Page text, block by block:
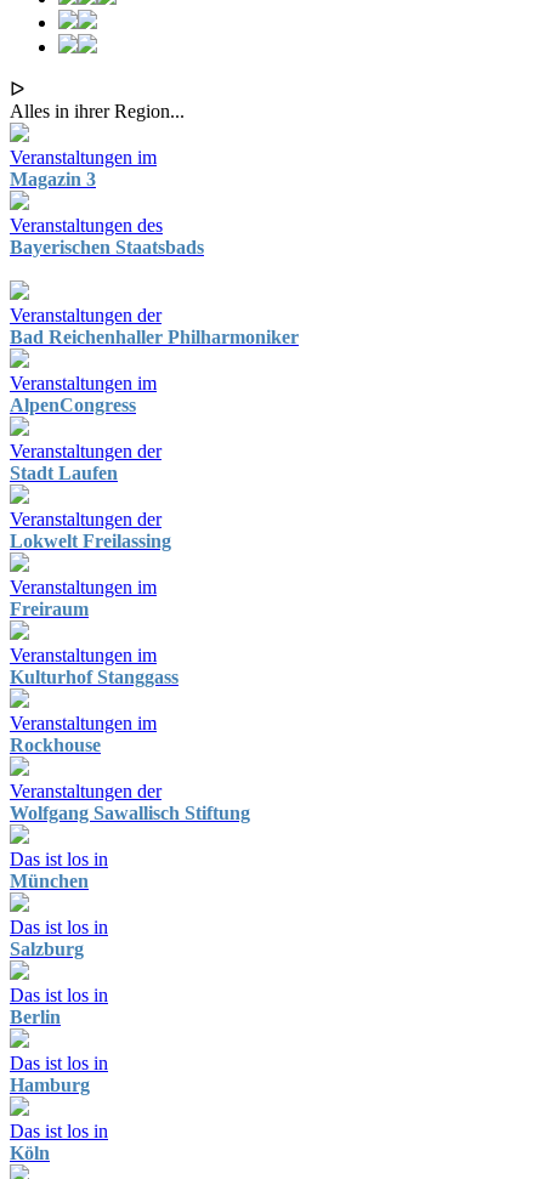
ᐅ
Alles in ihrer Region...
Veranstaltungen im
Magazin 3
Veranstaltungen des
Bayerischen Staatsbads
Veranstaltungen der
Bad Reichenhaller Philharmoniker
Veranstaltungen im
AlpenCongress
Veranstaltungen der
Stadt Laufen
Veranstaltungen der
Lokwelt Freilassing
Veranstaltungen im
Freiraum
Veranstaltungen im
Kulturhof Stanggass
Veranstaltungen im
Rockhouse
Veranstaltungen der
Wolfgang Sawallisch Stiftung
Das ist los in
München
Das ist los in
Salzburg
Das ist los in
Berlin
Das ist los in
Hamburg
Das ist los in
Köln